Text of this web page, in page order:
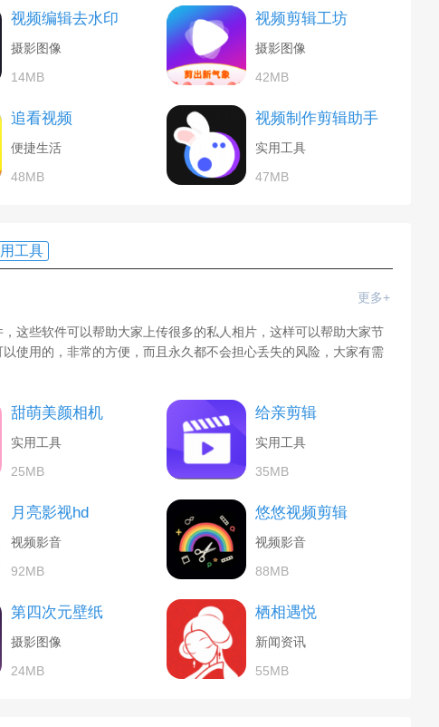
视频编辑去水印
摄影图像
14MB
视频剪辑工坊
摄影图像
42MB
追看视频
便捷生活
48MB
视频制作剪辑助手
实用工具
47MB
工具
更多+
这些软件可以帮助大家上传很多的私人相片，这样可以帮助大家节
使用的，非常的方便，而且永久都不会担心丢失的风险，大家有需
甜萌美颜相机
实用工具
25MB
给亲剪辑
实用工具
35MB
月亮影视hd
视频影音
92MB
悠悠视频剪辑
视频影音
88MB
第四次元壁纸
摄影图像
24MB
栖相遇悦
新闻资讯
55MB